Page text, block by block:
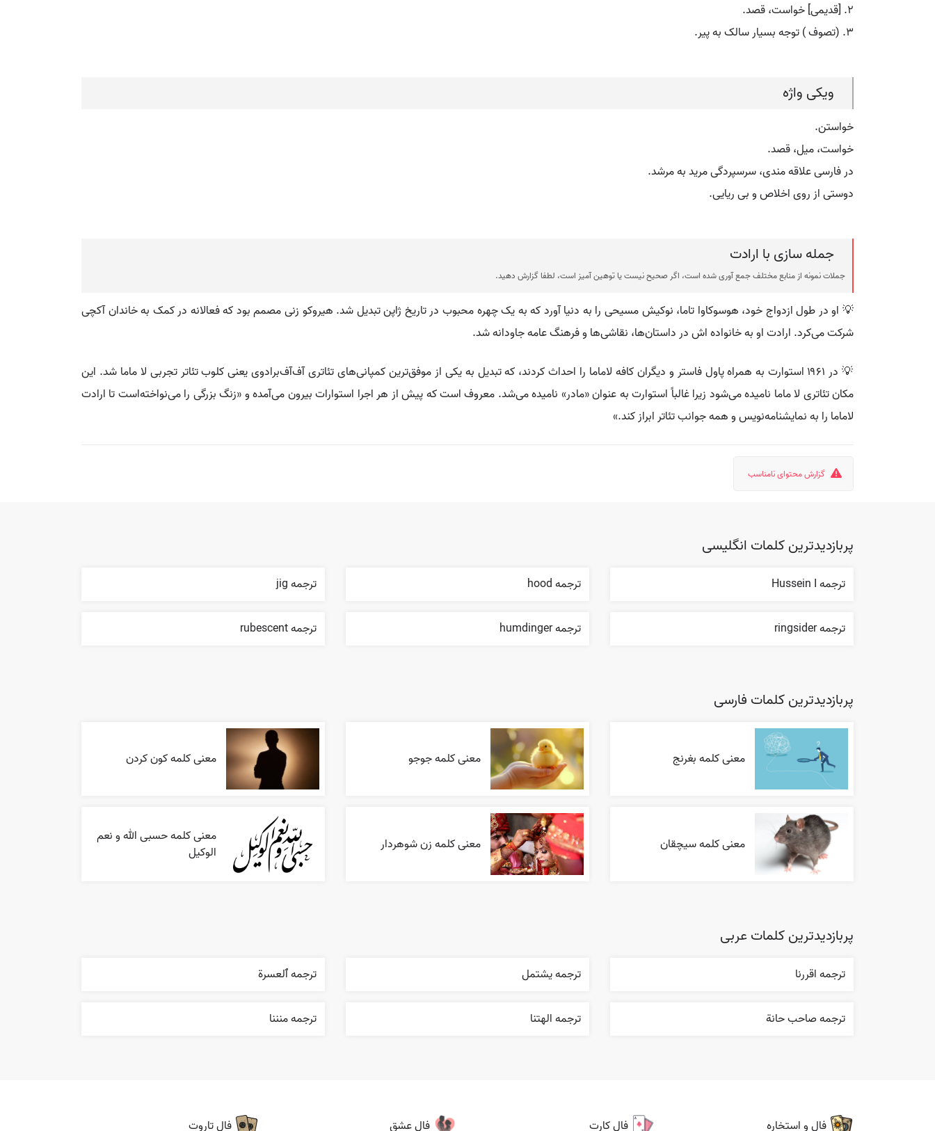
۲. [قدیمی] خواست، قصد.
۳. (تصوف ) توجه بسیار سالک به پیر.
ویکی واژه
خواستن.
خواست، میل، قصد.
در فارسی علاقه مندی، سرسپردگی مرید به مرشد.
دوستی از روی اخلاص و بی ریایی.
جمله سازی با ارادت
جملات نمونه از منابع مختلف جمع آوری شده است، اگر صحیح نیست یا توهین آمیز است، لطفا گزارش دهید.
💡 او در طول ازدواج خود، هوسوکاوا تاما، نوکیش مسیحی را به دنیا آورد که به یک چهره محبوب در تاریخ ژاپن تبدیل شد. هیروکو زنی مصمم بود که فعالانه در کمک به خاندان آکچی
شرکت می‌کرد. ارادت او به خانواده اش در داستان‌ها، نقاشی‌ها و فرهنگ عامه جاودانه شد.
💡 در ۱۹۶۱ استوارت به همراه پاول فاستر و دیگران کافه لاماما را احداث کردند، که تبدیل به یکی از موفق‌ترین کمپانی‌های تئاتری آف‌آف‌برادوی یعنی کلوب تئاتر تجربی لا ماما شد. این
مکان تئاتری لا ماما نامیده می‌شود زیرا غالباً استوارت به عنوان «مادر» نامیده می‌شد. معروف است که پیش از هر اجرا استوارات بیرون می‌آمده و «زنگ بزرگی را می‌نواخته‌است تا ارادت
لاماما را به نمایشنامه‌نویس و همه جوانب تئاتر ابراز کند.»
گزارش محتوای نامناسب
پربازدیدترین کلمات انگلیسی
ترجمه Hussein I ترجمه hood ترجمه jig
ترجمه ringsider ترجمه humdinger ترجمه rubescent
پربازدیدترین کلمات فارسی
معنی کلمه بغرنج معنی کلمه جوجو معنی کلمه کون کردن
معنی کلمه سیچقان معنی کلمه زن شوهردار
معنی کلمه حسبی الله و نعم
الوکیل
پربازدیدترین کلمات عربی
ترجمه اقررنا ترجمه يشتمل ترجمه ٱلعسرة
ترجمه صاحب حانة ترجمه الهتنا ترجمه منننا
فال و استخاره فال کارت فال عشق فال تاروت